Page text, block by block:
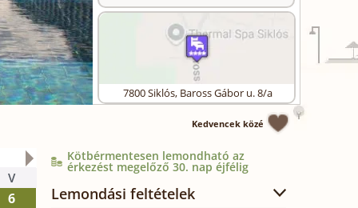
7800Siklós, Baross Gábor u. 8/a
Kedvencek közé
V
6
2026. október
CS
Kötbérmentesen lemondható az
érkezést megelőző 30. nap éjfélig
Lemondási feltételek